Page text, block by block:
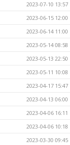
2023-07-10 13:57
2023-06-15 12:00
2023-06-14 11:00
2023-05-14 08:58
2023-05-13 22:50
2023-05-11 10:08
2023-04-17 15:47
2023-04-13 06:00
2023-04-06 16:11
2023-04-06 10:18
2023-03-30 09:45